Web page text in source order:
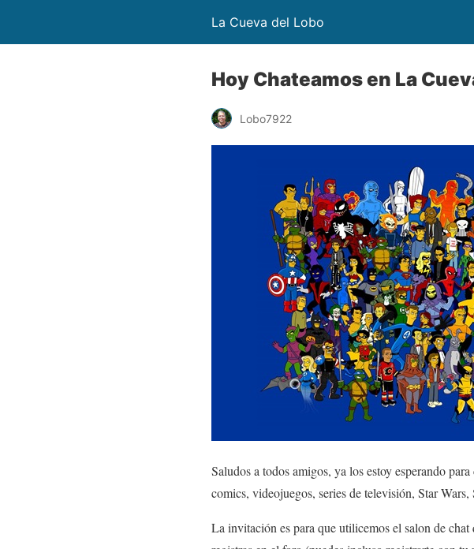
La Cueva del Lobo
Hoy Chateamos en La
Lobo7922
Saludos a todos amigos, ya los estoy esperando
comics, videojuegos, series de televisión, Star Wars,
La invitación es para que utilicemos el salon de